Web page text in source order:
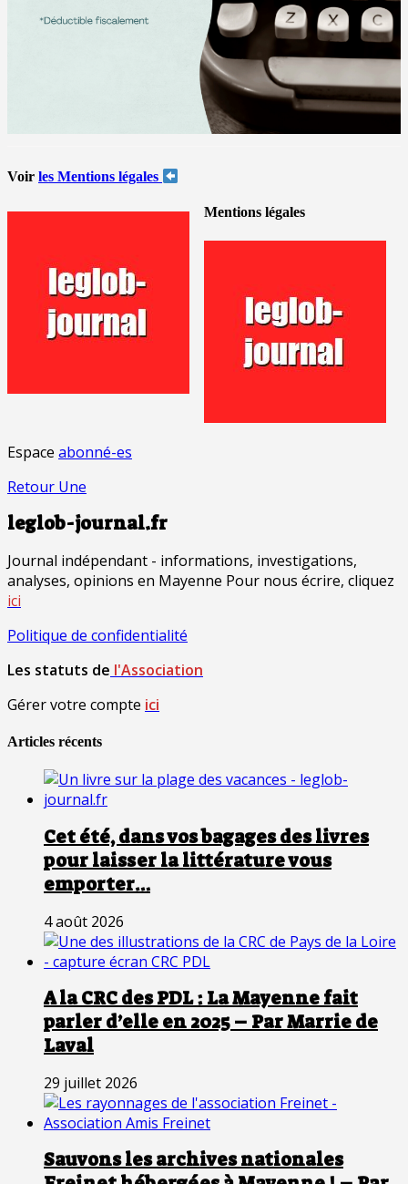
Voir les Mentions légales
Mentions légales
Espace abonné-es
Retour Une
leglob-journal.fr
Journal indépendant - informations, investigations,
analyses, opinions en Mayenne Pour nous écrire, cliquez
ici
Politique de confidentialité
Les statuts de l'Association
Gérer votre compte ici
Articles récents
Cet été, dans vos bagages des livres
pour laisser la littérature vous
emporter…
4 août 2026
A la CRC des PDL : La Mayenne fait
parler d’elle en 2025 – Par Marrie de
Laval
29 juillet 2026
Sauvons les archives nationales